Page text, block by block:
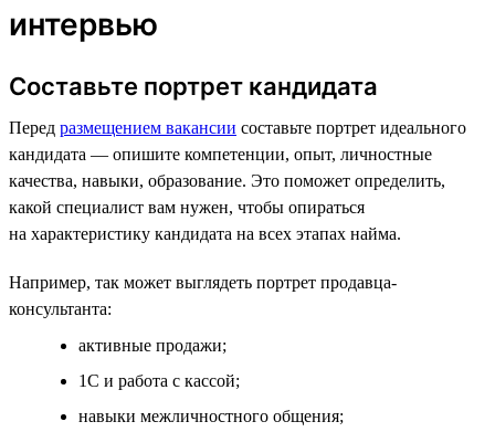
интервью
Составьте портрет кандидата
Перед размещением вакансии составьте портрет идеального
кандидата — опишите компетенции, опыт, личностные
качества, навыки, образование. Это поможет определить,
какой специалист вам нужен, чтобы опираться
на характеристику кандидата на всех этапах найма.
Например, так может выглядеть портрет продавца-
консультанта:
активные продажи;
1С и работа с кассой;
навыки межличностного общения;